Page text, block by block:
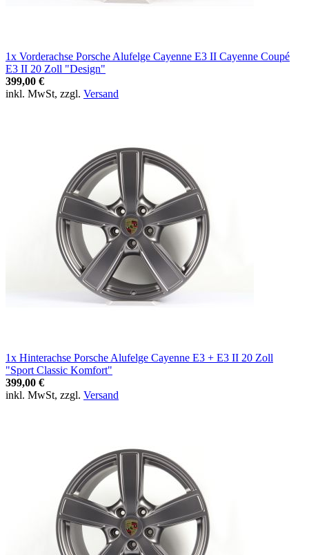
1x Vorderachse Porsche Alufelge Cayenne E3 II Cayenne Coupé
E3 II 20 Zoll "Design"
399,00 €
inkl. MwSt, zzgl. Versand
1x Hinterachse Porsche Alufelge Cayenne E3 + E3 II 20 Zoll
"Sport Classic Komfort"
399,00 €
inkl. MwSt, zzgl. Versand